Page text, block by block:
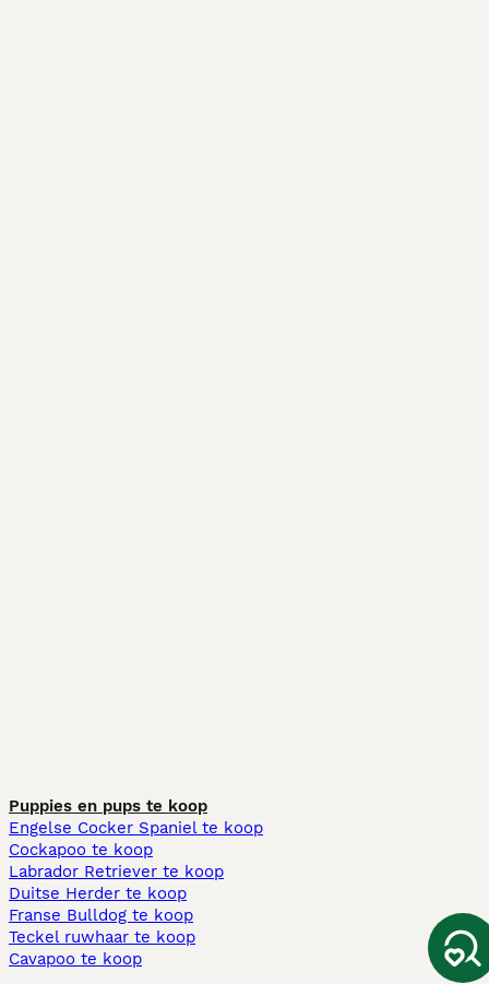
Puppies en pups te koop
Engelse Cocker Spaniel te koop
Cockapoo te koop
Labrador Retriever te koop
Duitse Herder te koop
Franse Bulldog te koop
Teckel ruwhaar te koop
Cavapoo te koop